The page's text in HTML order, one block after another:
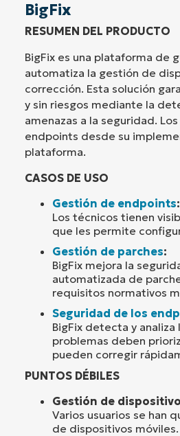
BigFix
RESUMEN DEL PRODUCTO
BigFix es una plataforma de
automatiza la gestión de
corrección. Esta solución
y sin riesgos mediante la
amenazas a la seguridad.
endpoints desde su
plataforma.
CASOS DE USO
Gestión de endpoints:
Los técnicos tienen
que les permite
Gestión de parches:
BigFix mejora la
automatizada de
requisitos normativos
Seguridad de los
BigFix detecta y
problemas deben
pueden corregir
PUNTOS DÉBILES
Gestión de
Varios usuarios se han
de dispositivos móviles.